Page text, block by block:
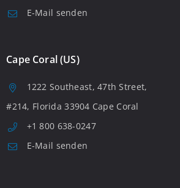
E-Mail senden
Cape Coral (US)
1222 Southeast, 47th Street,
#214, Florida 33904 Cape Coral
+1 800 638-0247
E-Mail senden